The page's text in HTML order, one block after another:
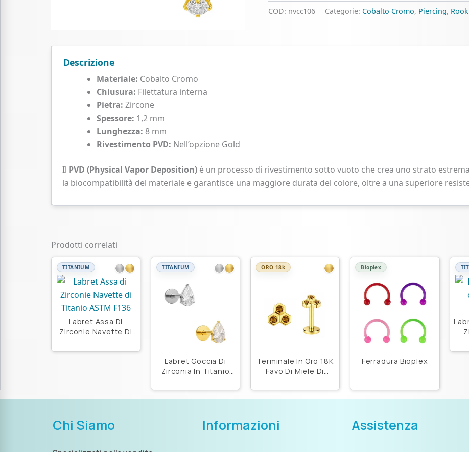
Cromo
COD: nvcc106 Categorie: Cobalto Cromo, Piercing, Rook
Descrizione
Materiale: Cobalto Cromo
Chiusura: Filettatura interna
Pietra: Zircone
Spessore: 1,2 mm
Lunghezza: 8 mm
Rivestimento PVD: Nell’opzione Gold
Il PVD (Physical Vapor Deposition)è un processo di rivestimento sotto vuoto che crea uno strato
la biocompatibilità del materiale e garantisce una maggiore durata del colore, oltre a una superiore
Prodotti correlati
TITANIUM
Labret Assa Di
Zirconie Navette Di
TITANIUM
Labret Goccia Di
Zirconia In Titanio
ORO 18k
Terminale In Oro 18K
Favo Di Miele Di
Bioplex
Ferradura Bioplex
Chi Siamo Informazioni Assistenza